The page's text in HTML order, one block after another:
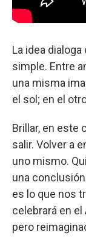
La idea dialoga
simple. Entre
una misma
el sol; en el
Brillar, en este
salir. Volver a
uno mismo.
una
es lo que nos
celebrará en el
pero